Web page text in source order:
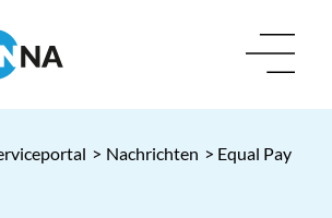
> Nachrichten > Equal Pay Day